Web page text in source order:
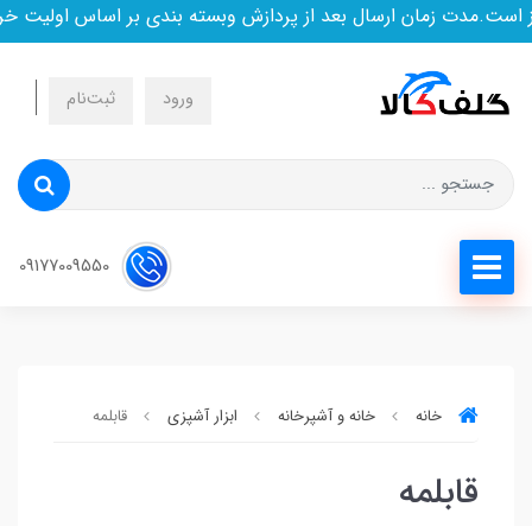
زمان ارسال بعد از پردازش وبسته بندی بر اساس اولیت
ورود ثبت‌نام
خانه خانه و آشپرخانه ابزار آشپزی قابلمه
قابلمه